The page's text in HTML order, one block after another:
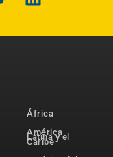
África
América
Latina y el
Caribe